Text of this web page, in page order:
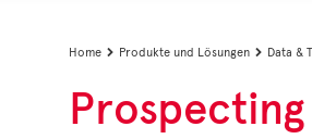
Home  Produkte und Lösungen  Data &
Prospecting